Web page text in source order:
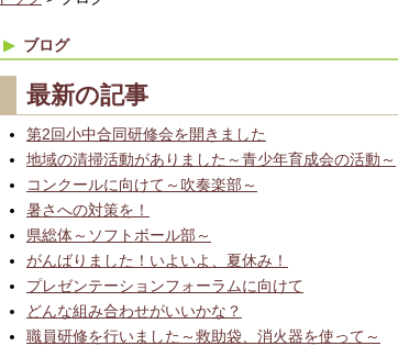
ブログ
最新の記事
第2回小中合同研修会を開きました
地域の清掃活動がありました～青少年育成会の活動～
コンクールに向けて～吹奏楽部～
暑さへの対策を！
県総体～ソフトボール部～
がんばりました！いよいよ、夏休み！
プレゼンテーションフォーラムに向けて
どんな組み合わせがいいかな？
職員研修を行いました～救助袋、消火器を使って～